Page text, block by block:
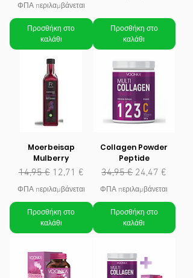
ΦΠΑ περιλαμβάνεται
Προσθήκη στο
καλάθι
Προσθήκη στο
καλάθι
Moerbeisap
Mulberry
Κανονική τιμή
14,95 € Τιμή Έκπτωσης
12,71 €
ΦΠΑ περιλαμβάνεται
Προσθήκη στο
καλάθι
Collagen Powder
Peptide
Κανονική τιμή
34,95 € Τιμή
24,47 €
ΦΠΑ περιλαμβάνεται
Προσθήκη στο
καλάθι